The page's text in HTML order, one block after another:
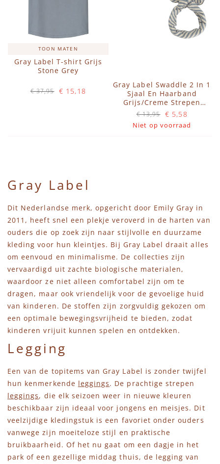
TOON MATEN
Gray Label T-shirt Grijs
Stone Grey
€ 15,18
€ 37,95
Gray Label Swaddle 2 In 1
Sjaal En Haarband
Grijs/Creme Strepen
Stone Grey Cream
€ 5,58
€ 13,95
Niet op voorraad
Gray Label
Dit Nederlandse merk, opgericht door Emily Gray in
2011, heeft snel een plekje veroverd in de harten van
ouders die op zoek zijn naar stijlvolle en duurzame
kleding voor hun kleintjes. Bij Gray Label draait alles
om eenvoud en minimalisme. De collecties zijn
vervaardigd uit zachte biologische materialen,
waardoor ze niet alleen comfortabel zijn om te
dragen, maar ook vriendelijk voor de gevoelige huid
van kinderen. De stoffen zijn zorgvuldig gekozen om
een optimale bewegingsvrijheid te bieden, zodat
kinderen vrijuit kunnen spelen en ontdekken.
Legging
Een van de topitems van Gray Label is zonder twijfel
hun kenmerkende leggings. De prachtige strepen
leggings, die elk seizoen weer in nieuwe kleuren
beschikbaar zijn ideaal voor jongens en meisjes. Dit
veelzijdige kledingstuk is een favoriet onder ouders
vanwege zijn moeiteloze stijl en praktische
bruikbaarheid. Of het nu gaat om een dagje in het
park of een gezellige middag thuis, de legging van